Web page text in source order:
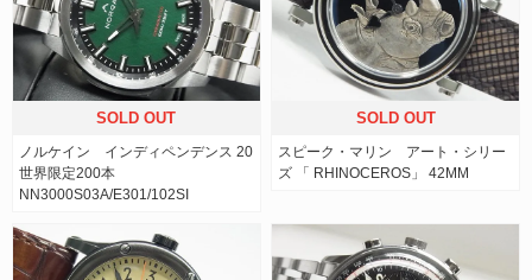
SOLD OUT
ノルケイン インディペンデンス 20
世界限定200本
NN3000S03A/E301/102SI
SOLD OUT
スピーク・マリン アート・シリー
ズ 「 RHINOCEROS」 42MM